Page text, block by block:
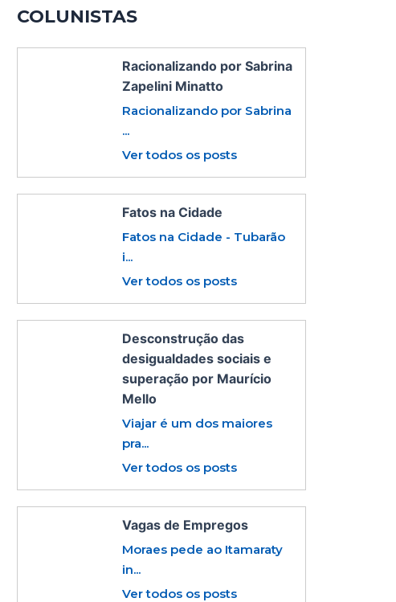
COLUNISTAS
Racionalizando por Sabrina
Zapelini Minatto
Racionalizando por Sabrina
...
Ver todos os posts
Fatos na Cidade
Fatos na Cidade - Tubarão
i...
Ver todos os posts
Desconstrução das
desigualdades sociais e
superação por Maurício
Mello
Viajar é um dos maiores
pra...
Ver todos os posts
Vagas de Empregos
Moraes pede ao Itamaraty
in...
Ver todos os posts